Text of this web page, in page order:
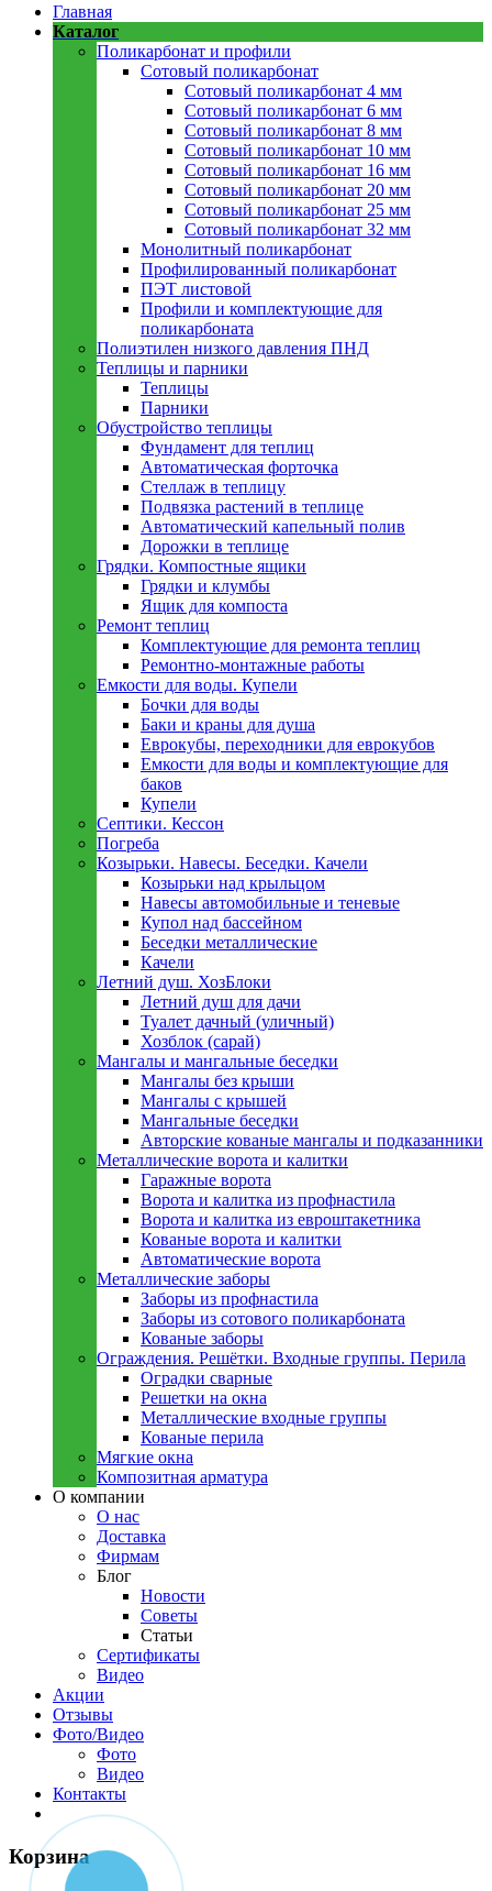
Главная
Каталог
Поликарбонат и профили
Сотовый поликарбонат
Сотовый поликарбонат 4 мм
Сотовый поликарбонат 6 мм
Сотовый поликарбонат 8 мм
Сотовый поликарбонат 10 мм
Сотовый поликарбонат 16 мм
Сотовый поликарбонат 20 мм
Сотовый поликарбонат 25 мм
Сотовый поликарбонат 32 мм
Монолитный поликарбонат
Профилированный поликарбонат
ПЭТ листовой
Профили и комплектующие для
поликарбоната
Полиэтилен низкого давления ПНД
Теплицы и парники
Теплицы
Парники
Обустройство теплицы
Фундамент для теплиц
Автоматическая форточка
Стеллаж в теплицу
Подвязка растений в теплице
Автоматический капельный полив
Дорожки в теплице
Грядки. Компостные ящики
Грядки и клумбы
Ящик для компоста
Ремонт теплиц
Комплектующие для ремонта теплиц
Ремонтно-монтажные работы
Емкости для воды. Купели
Бочки для воды
Баки и краны для душа
Еврокубы, переходники для еврокубов
Емкости для воды и комплектующие для
баков
Купели
Септики. Кессон
Погреба
Козырьки. Навесы. Беседки. Качели
Козырьки над крыльцом
Навесы автомобильные и теневые
Купол над бассейном
Беседки металлическиe
Качели
Летний душ. ХозБлоки
Летний душ для дачи
Туалет дачный (уличный)
Хозблок (сарай)
Мангалы и мангальные беседки
Мангалы без крыши
Мангалы с крышей
Мангальные беседки
Авторские кованые мангалы и подказанники
Металлическиe ворота и калитки
Гаражные ворота
Ворота и калитка из профнастила
Ворота и калитка из евроштакетника
Кованые ворота и калитки
Автоматические ворота
Металлическиe заборы
Заборы из профнастила
Заборы из сотового поликарбоната
Кованые заборы
Ограждения. Решётки. Входные группы. Перила
Оградки сварные
Решетки на окна
Металлические входные группы
Кованые перила
Мягкие окна
Композитная арматура
О компании
О нас
Доставка
Фирмам
Блог
Новости
Советы
Статьи
Сертификаты
Видео
Акции
Отзывы
Фото/Видео
Фото
Видео
Контакты
Корзина